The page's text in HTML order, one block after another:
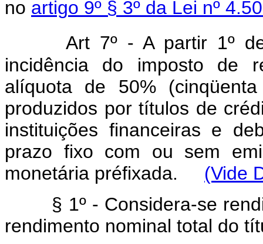
no artigo 9º § 3º da Lei nº
Art 7º - A partir 1º
incidência do imposto de
alíquota de 50%
produzidos por títulos de
instituições financeiras e
prazo fixo com ou sem
monetária préfixada. (Vide
§ 1º - Considera-se
rendimento nominal total do